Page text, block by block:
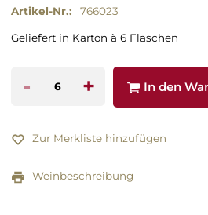
Artikel-Nr.: 766023
Geliefert in Karton à 6 Flaschen
- + In den
Zur Merkliste hinzufügen
Weinbeschreibung